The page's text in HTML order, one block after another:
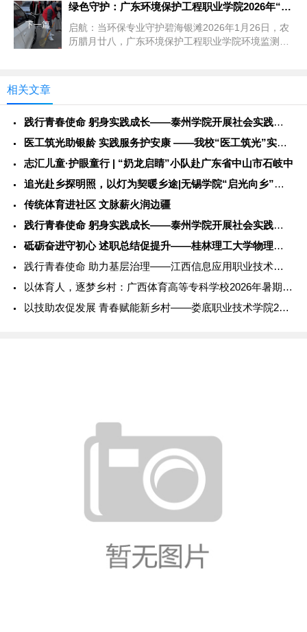
下一篇
绿色守护：广东环境保护工程职业学院2026年“净滩护海”寒假
启航：当环保专业守护碧海银滩2026年1月26日，农
历腊月廿八，广东环境保护工程职业学院环境监测技
相关文章
践行青春使命 躬身实践成长——泰州学院开展社会实践服务活动
医工筑光助银龄 实践服务护安康 ——我校“医工筑光”实践团开
志汇儿童·护眼童行 | “奶龙启睛”小队赴广东省中山市石岐中
追光赴乡探明照，以灯为契暖乡途|无锡学院“启光向乡”社会实践
传统体育进社区 文脉薪火润边疆
践行青春使命 躬身实践成长——泰州学院开展社会实践服务活动
砥砺奋进守初心 述职总结促提升——桂林理工大学物理与电子信息
践行青春使命 助力基层治理——江西信息应用职业技术学院202
以体育人，逐梦乡村：广西体育高等专科学校2026年暑期社会实
以技助农促发展 青春赋能新乡村——娄底职业技术学院2026年